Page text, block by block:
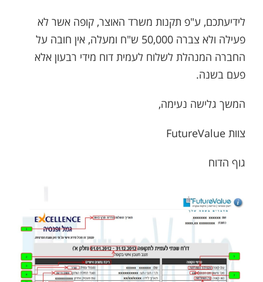
לידיעתכם, ע"פ תקנות משרד האוצר, קופה אשר לא
פעילה ולא צברה 50,000 ש"ח ומעלה, אין חובה על
החברה המנהלת לשלוח לעמית דוח מידי רבעון אלא
פעם בשנה.
המשך גלישה נעימה,
צוות FutureValue
גוף הדוח